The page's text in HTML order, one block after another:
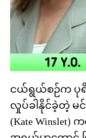
ငယ်ရွယ်စဉ်က
လှုပ်ခါနိုင်ခဲ့တဲ့ မ
(Kate